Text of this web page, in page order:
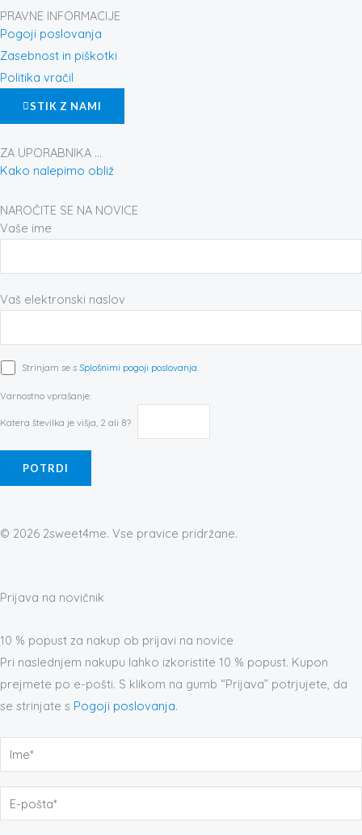
e
b
o
o
k
-
t
a
g
r
a
m
t
r
t
PRAVNE INFORMACIJE
Pogoji poslovanja
Zasebnost in piškotki
Politika vračil
STIK Z NAMI
ZA UPORABNIKA ...
Kako nalepimo obliž
NAROČITE SE NA NOVICE
Vaše ime
Vaš elektronski naslov
Strinjam se sSplošnimi pogoji poslovanja.
Varnostno vprašanje:
Katera številka je višja, 2 ali 8?
© 2026 2sweet4me. Vse pravice pridržane.
Prijava na novičnik
10 % popust za nakup ob prijavi na novice
Pri naslednjem nakupu lahko izkoristite 10 % popust. Kupon
prejmete po e-pošti. S klikom na gumb “Prijava” potrjujete, da
se strinjate s Pogoji poslovanja.